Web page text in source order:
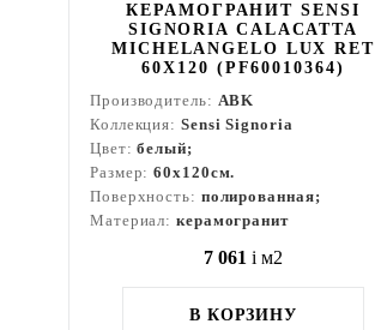
КЕРАМОГРАНИТ SENSI
SIGNORIA CALACATTA
MICHELANGELO LUX RET
60X120 (PF60010364)
Производитель: ABK
Коллекция: Sensi Signoria
Цвет:белый;
Размер:60x120см.
Поверхность: полированная;
Материал: керамогранит
7 061 i м2
В КОРЗИНУ